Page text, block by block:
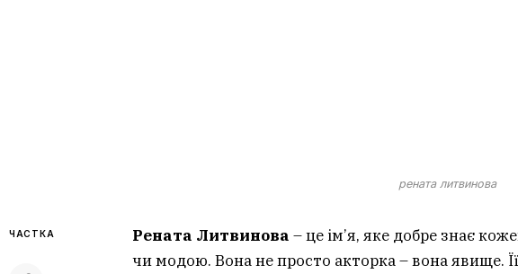
рената литвинова
ЧАСТКА Рената Литвинова – це ім’я, яке добре знає
чи модою. Вона не просто акторка – вона явище.